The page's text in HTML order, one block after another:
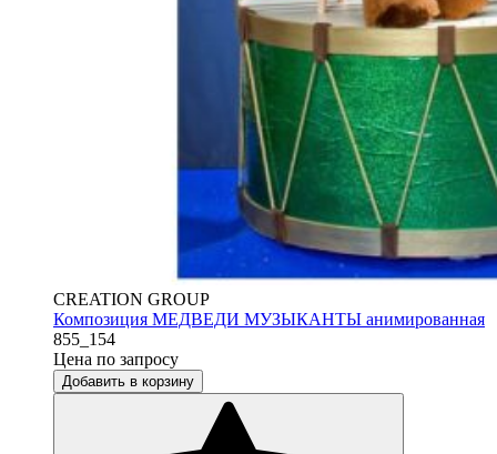
CREATION GROUP
Композиция МЕДВЕДИ МУЗЫКАНТЫ анимированная
855_154
Цена по запросу
Добавить в корзину